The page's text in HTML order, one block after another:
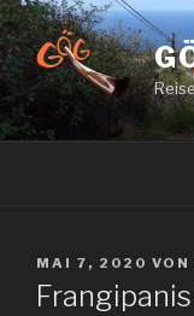
Zum
Inhalt
springen
AM
MAI 7, 2020 VON